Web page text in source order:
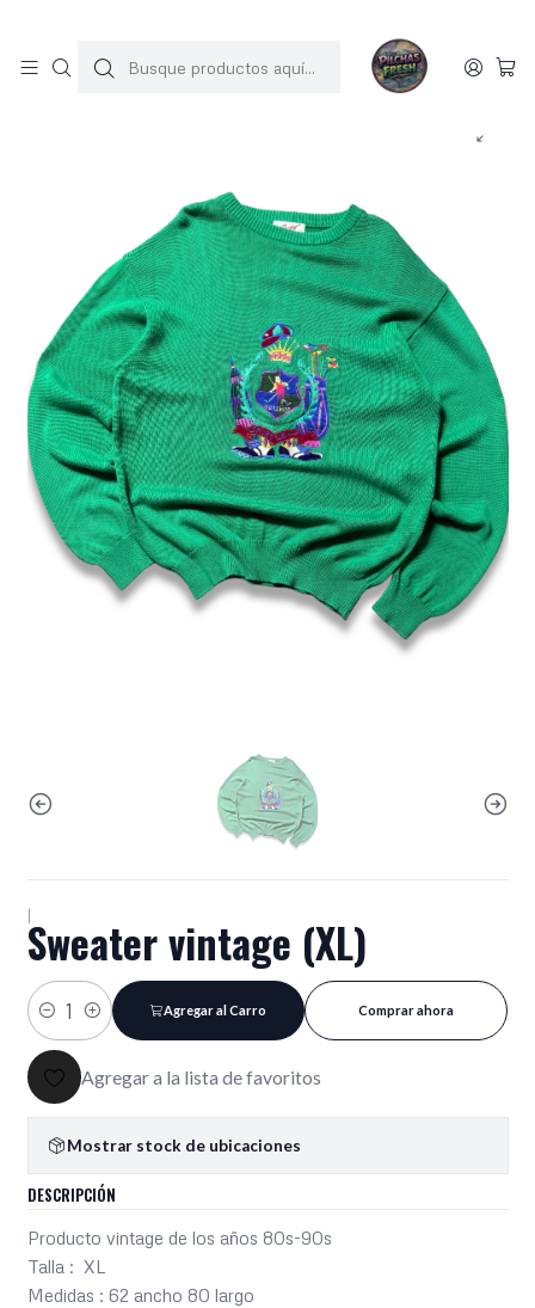
Inicio SWEATERS Sweater vintage (XL)
|Sweater vintage (XL)
Cantidad
Agregar al Carro Comprar ahora
Agregar a la lista de favoritos
Mostrar stock de ubicaciones
DESCRIPCIÓN
Producto vintage de los años 80s-90s
Talla : XL
Medidas : 62 ancho 80 largo